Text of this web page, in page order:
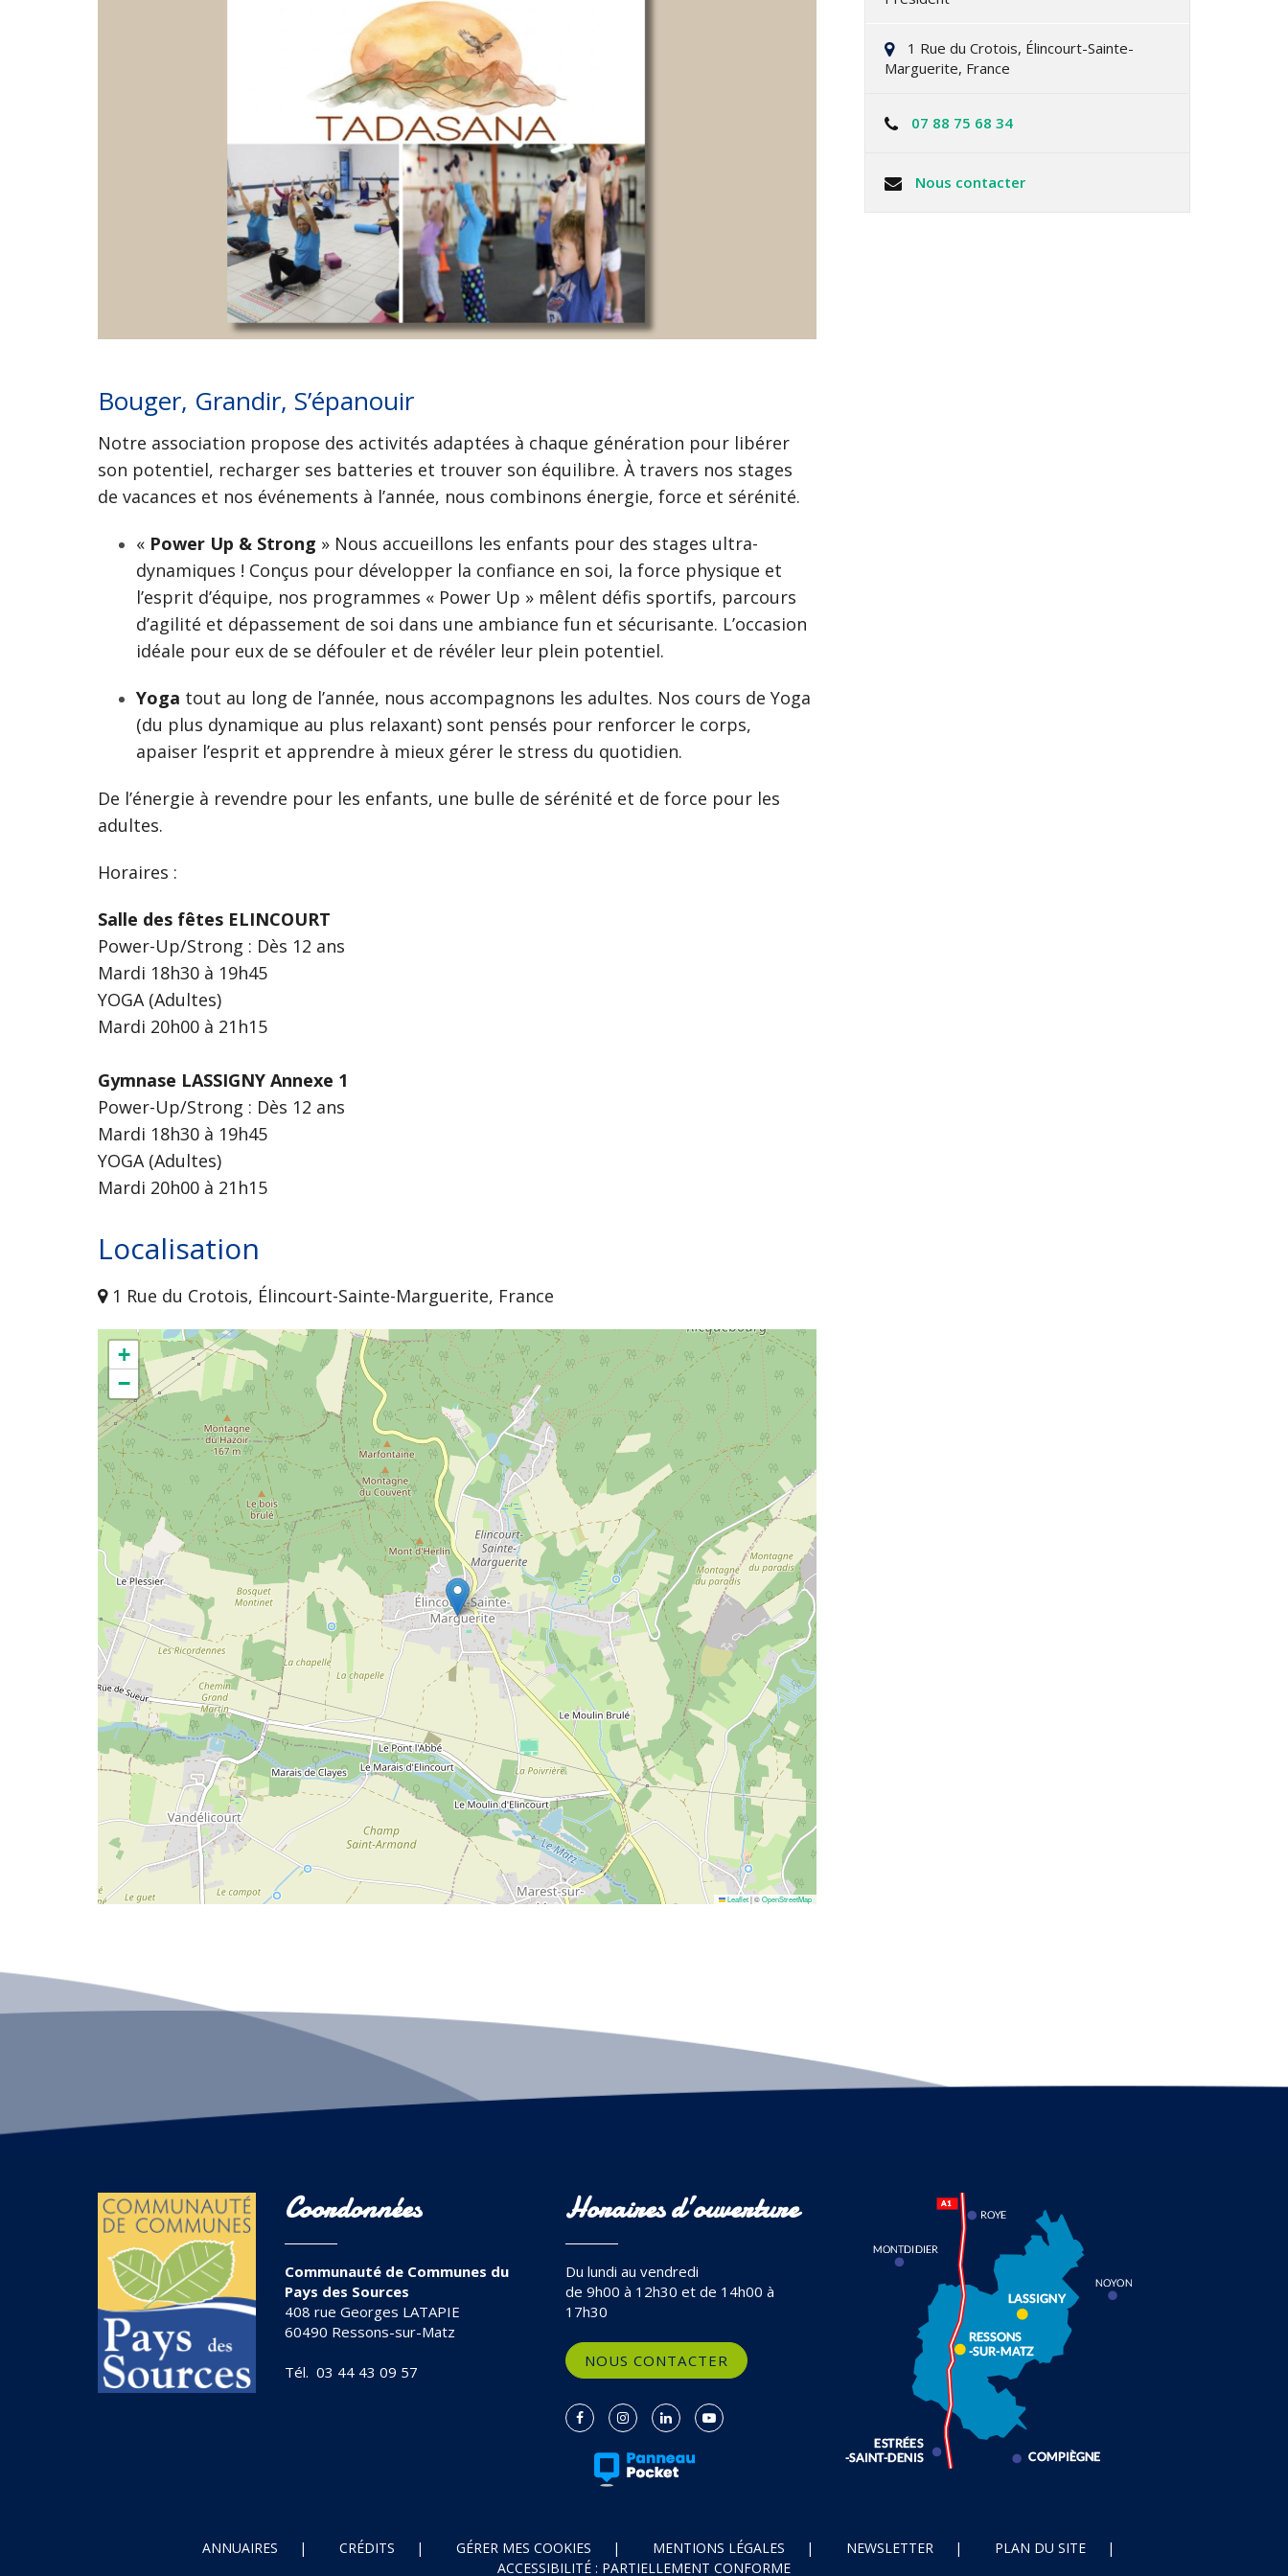
Bouger, Grandir, S’épanouir
Notre association propose des activités adaptées à chaque génération pour libérer
son potentiel, recharger ses batteries et trouver son équilibre. À travers nos stages
de vacances et nos événements à l’année, nous combinons énergie, force et sérénité.
« Power Up & Strong » Nous accueillons les enfants pour des stages ultra-
dynamiques ! Conçus pour développer la confiance en soi, la force physique et
l’esprit d’équipe, nos programmes « Power Up » mêlent défis sportifs, parcours
d’agilité et dépassement de soi dans une ambiance fun et sécurisante. L’occasion
idéale pour eux de se défouler et de révéler leur plein potentiel.
Yoga tout au long de l’année, nous accompagnons les adultes. Nos cours de Yoga
(du plus dynamique au plus relaxant) sont pensés pour renforcer le corps,
apaiser l’esprit et apprendre à mieux gérer le stress du quotidien.
De l’énergie à revendre pour les enfants, une bulle de sérénité et de force pour les
adultes.
Horaires :
Salle des fêtes ELINCOURT
Power-Up/Strong : Dès 12 ans
Mardi 18h30 à 19h45
YOGA (Adultes)
Mardi 20h00 à 21h15
Gymnase LASSIGNY Annexe 1
Power-Up/Strong : Dès 12 ans
Mardi 18h30 à 19h45
YOGA (Adultes)
Mardi 20h00 à 21h15
Localisation
1 Rue du Crotois, Élincourt-Sainte-Marguerite, France
+
−
Leaflet|©OpenStreetMap
1 Rue du Crotois, Élincourt-Sainte-
Marguerite, France
07 88 75 68 34
Nous contacter
Coordonnées
Communauté de Communes du
Pays des Sources
408 rue Georges LATAPIE
60490 Ressons-sur-Matz
Tél. 03 44 43 09 57
Horaires d’ouverture
Du lundi au vendredi
de 9h00 à 12h30 et de 14h00 à
17h30
NOUS CONTACTER
Lien
compte
Lien
le
compte
Lien
le
compte
Lien
ANNUAIRES CRÉDITS GÉRER MES COOKIES MENTIONS LÉGALES NEWSLETTER
PLAN DU SITE
ACCESSIBILITÉ : PARTIELLEMENT CONFORME